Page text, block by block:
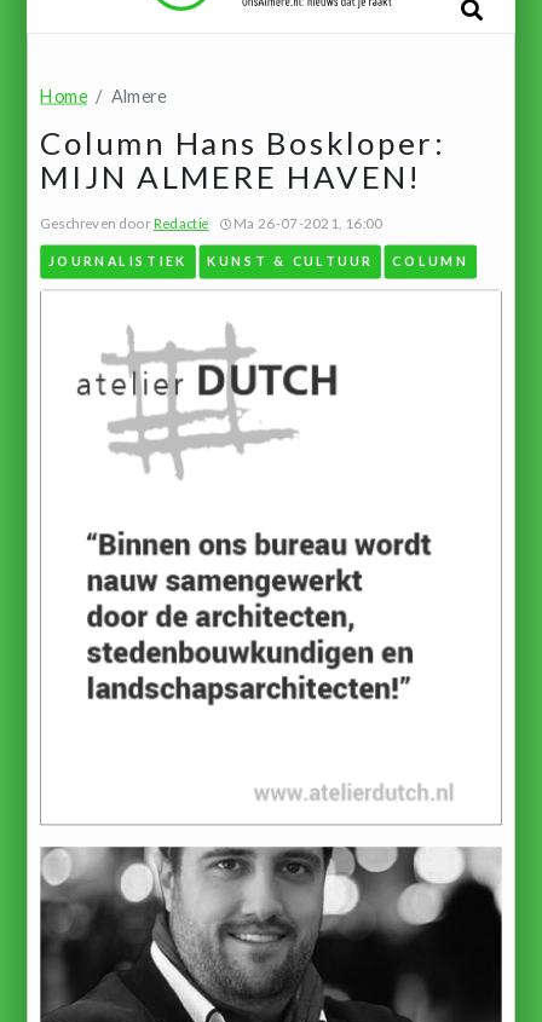
Home Almere
Column Hans Boskloper:
MIJN ALMERE HAVEN!
Geschreven doorRedactie Ma 26-07-2021, 16:00
JOURNALISTIEK KUNST & CULTUUR COLUMN